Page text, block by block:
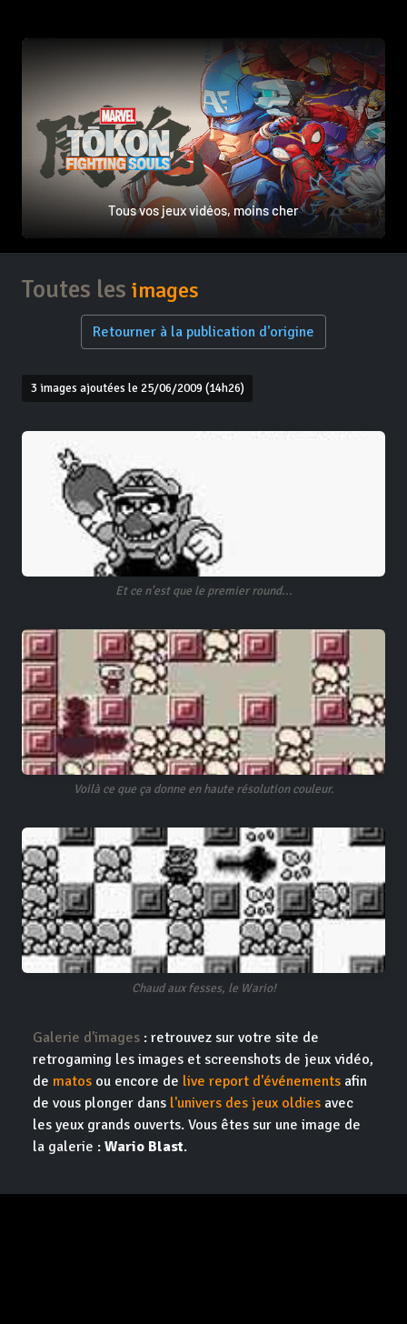
Tous vos jeux vidéos, moins cher
Toutes les images
Retourner à la publication d'origine
3 images ajoutées le 25/06/2009 (14h26)
Et ce n'est que le premier round...
Voilà ce que ça donne en haute résolution couleur.
Chaud aux fesses, le Wario!
Galerie d'images : retrouvez sur votre site de
retrogaming les images et screenshots de jeux vidéo,
de matos ou encore de live report d'événements afin
de vous plonger dans l'univers des jeux oldies avec
les yeux grands ouverts. Vous êtes sur une image de
la galerie : Wario Blast.